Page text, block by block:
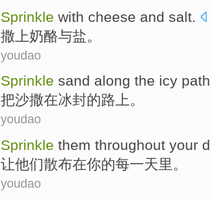
Sprinkle with cheese and salt
撒 上奶酪与盐 。
youdao
Sprinkle sand along the icy path
把沙撒在冰封的路上。
youdao
Sprinkle them throughout your
让他们散布在你的每一天里。
youdao